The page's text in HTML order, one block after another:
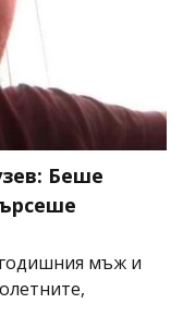
Беше
мъж и